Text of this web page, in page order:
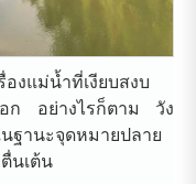
องแม่น้ำที่เงียบสงบ
ก อย่างไรก็ตาม วัง
ฐานะจุดหมายปลาย
นเต้น